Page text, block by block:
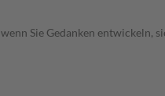
Sie Gedanken entwickeln,